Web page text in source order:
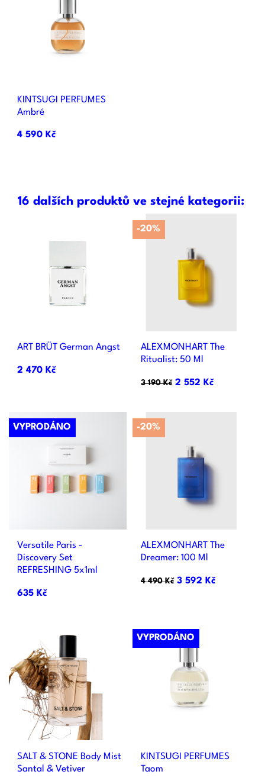
KINTSUGI PERFUMES
Ambré
4 590 Kč
16 dalších produktů ve stejné kategorii:
ART BRÜT German Angst
2 470 Kč
ALEXMONHART The
Ritualist: 50 Ml
3 190 Kč 2 552 Kč
-20%
Versatile Paris -
Discovery Set
REFRESHING 5x1ml
635 Kč
VYPRODÁNO
ALEXMONHART The
Dreamer: 100 Ml
4 490 Kč 3 592 Kč
-20%
SALT & STONE Body Mist
Santal & Vetiver
KINTSUGI PERFUMES
Taom
VYPRODÁNO